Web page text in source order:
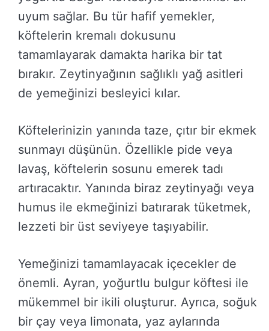
uyum sağlar. Bu tür hafif yemekler,
köftelerin kremalı dokusunu
tamamlayarak damakta harika bir tat
bırakır. Zeytinyağının sağlıklı yağ asitleri
de yemeğinizi besleyici kılar.
Köftelerinizin yanında taze, çıtır bir ekmek
sunmayı düşünün. Özellikle pide veya
lavaş, köftelerin sosunu emerek tadı
artıracaktır. Yanında biraz zeytinyağı veya
humus ile ekmeğinizi batırarak tüketmek,
lezzeti bir üst seviyeye taşıyabilir.
Yemeğinizi tamamlayacak içecekler de
önemli. Ayran, yoğurtlu bulgur köftesi ile
mükemmel bir ikili oluşturur. Ayrıca, soğuk
bir çay veya limonata, yaz aylarında